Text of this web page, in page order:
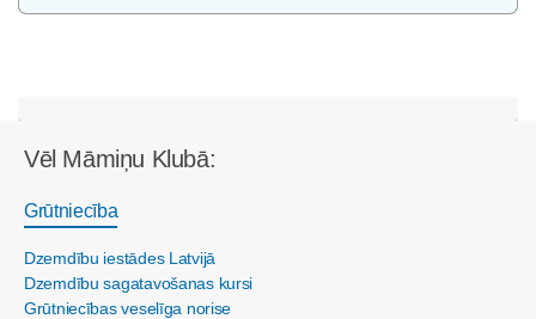
Vēl Māmiņu Klubā:
Grūtniecība
Dzemdību iestādes Latvijā
Dzemdību sagatavošanas kursi
Grūtniecības veselīga norise